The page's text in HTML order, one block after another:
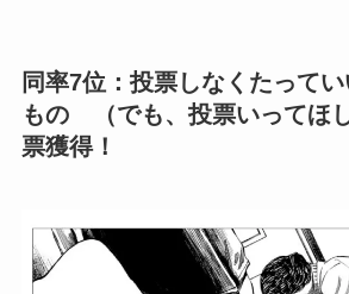
同率7位：投票しなくたって
もの （でも、投票いってほ
票獲得！